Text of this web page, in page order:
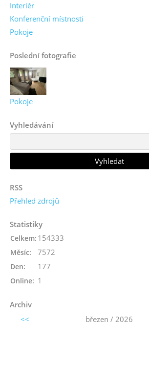
Interiér
Konferenční místnosti
Pokoje
Poslední fotografie
Pokoje
Vyhledávání
RSS
Přehled zdrojů
Statistiky
Online: 1
Celkem: 154333
Měsíc: 7572
Den: 177
Archiv
<<
březen / 2026